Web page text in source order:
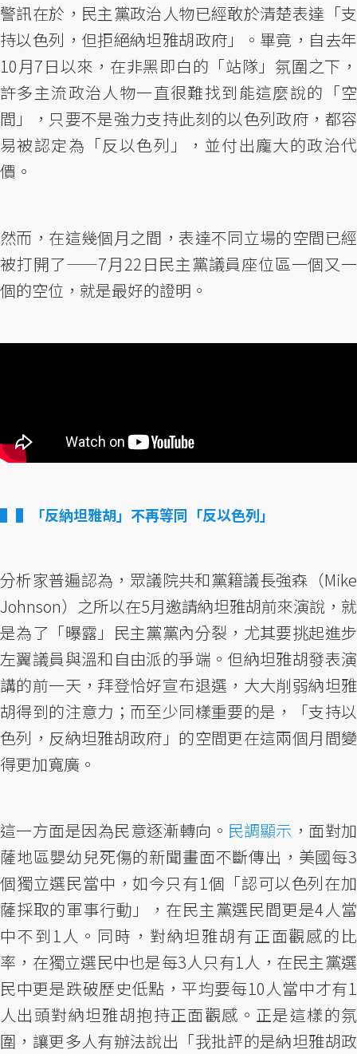
警訊在於，民主黨政治人物已經敢於清楚表達「支
持以色列，但拒絕納坦雅胡政府」。畢竟，自去年
10月7日以來，在非黑即白的「站隊」氛圍之下，
許多主流政治人物一直很難找到能這麼說的「空
間」，只要不是強力支持此刻的以色列政府，都容
易被認定為「反以色列」，並付出龐大的政治代
價。
然而，在這幾個月之間，表達不同立場的空間已經
被打開了——7月22日民主黨議員座位區一個又一
個的空位，就是最好的證明。
▌「反納坦雅胡」不再等同「反以色列」
分析家普遍認為，眾議院共和黨籍議長強森（Mike
Johnson）之所以在5月邀請納坦雅胡前來演說，就
是為了「曝露」民主黨黨內分裂，尤其要挑起進步
左翼議員與溫和自由派的爭端。但納坦雅胡發表演
講的前一天，拜登恰好宣布退選，大大削弱納坦雅
胡得到的注意力；而至少同樣重要的是，「支持以
色列，反納坦雅胡政府」的空間更在這兩個月間變
得更加寬廣。
這一方面是因為民意逐漸轉向。 民調顯示 ，面對加
薩地區嬰幼兒死傷的新聞畫面不斷傳出，美國每3
個獨立選民當中，如今只有1個「認可以色列在加
薩採取的軍事行動」，在民主黨選民間更是4人當
中不到1人。同時，對納坦雅胡有正面觀感的比
率，在獨立選民中也是每3人只有1人，在民主黨選
民中更是跌破歷史低點，平均要每10人當中才有1
人出頭對納坦雅胡抱持正面觀感。正是這樣的氛
圍，讓更多人有辦法說出「我批評的是納坦雅胡政